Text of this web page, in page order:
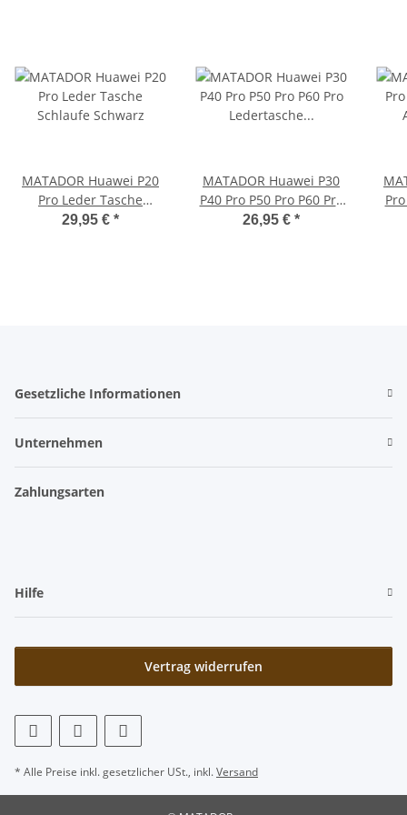
MATADOR Huawei P20
Pro Leder Tasche
Schlaufe Schwarz
29,95 € *
MATADOR Huawei P30
P40 Pro P50 Pro P60 Pro
Ledertasche Schwarz
26,95 € *
Gesetzliche Informationen
Unternehmen
Zahlungsarten
Hilfe
Vertrag widerrufen
* Alle Preise inkl. gesetzlicher USt., inkl.Versand